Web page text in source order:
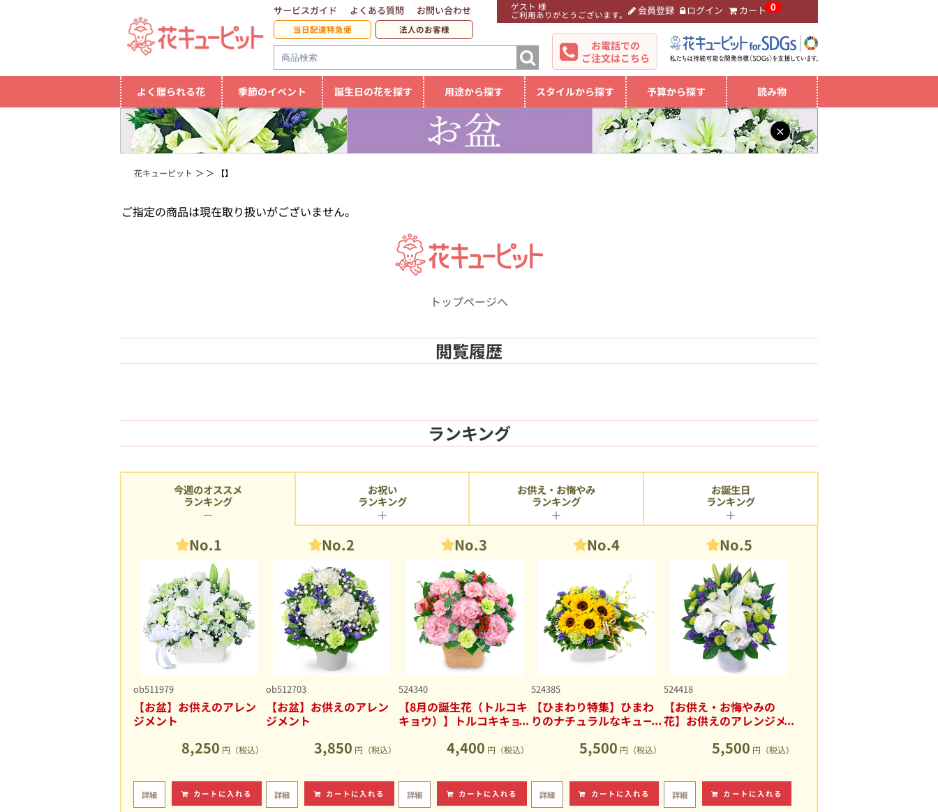
ゲスト 様
ご利用ありがとうございます。 会員登録 ログイン カート 0
サービスガイド よくある質問 お問い合わせ
当日配達特急便 法人のお客様
お電話での
ご注文はこちら
よく贈られる花 季節のイベント 誕生日の花を探す 用途から探す スタイルから探す 予算から探す 読み物
×
花キューピット 【】
ご指定の商品は現在取り扱いがございません。
トップページへ
閲覧履歴
ランキング
今週のオススメ
ランキング
No.1
ob511979
【お盆】お供えのアレン
ジメント
8,250 円（税込）
詳細 カートに入れる
No.2
ob512703
【お盆】お供えのアレン
ジメント
3,850 円（税込）
詳細 カートに入れる
No.3
524340
【8月の誕生花（トルコキ
キョウ）】トルコキキョ
4,400 円（税込）
詳細 カートに入れる
No.4
524385
【ひまわり特集】ひまわ
りのナチュラルなキュー
5,500 円（税込）
詳細 カートに入れる
No.5
524418
【お供え・お悔やみの
花】お供えのアレンジメ
5,500 円（税込）
詳細 カートに入れる
お祝い
ランキング
お供え・お悔やみ
ランキング
お誕生日
ランキング